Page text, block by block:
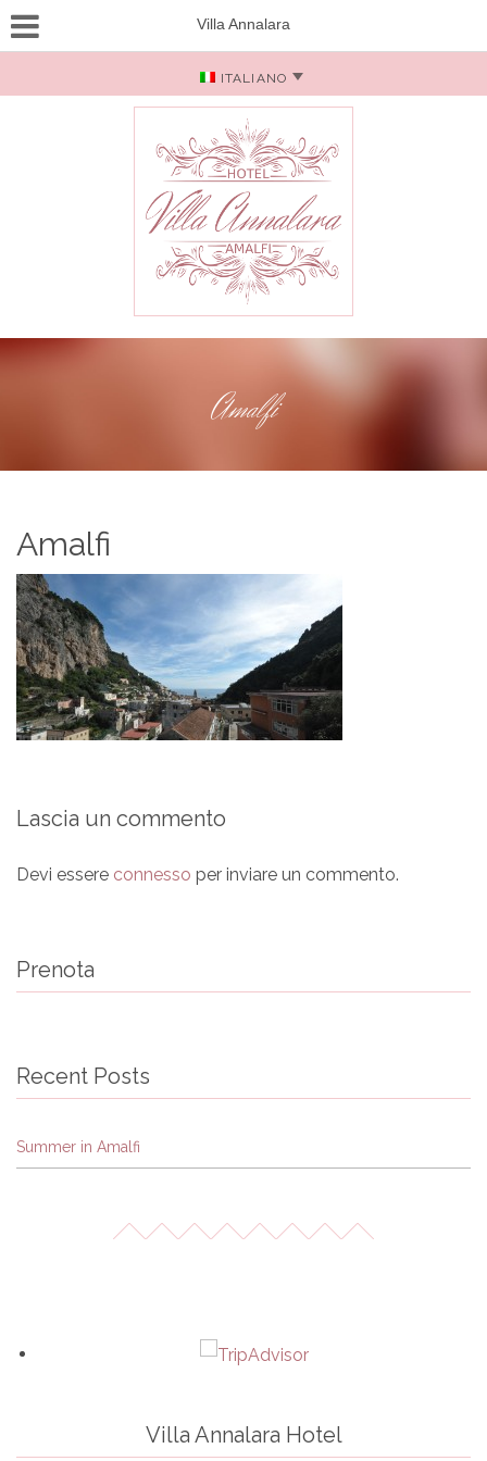
Villa Annalara
ITALIANO
Amalfi
Amalfi
Lascia un commento
Devi essere connesso per inviare un commento.
Prenota
Recent Posts
Summer in Amalfi
Villa Annalara Hotel